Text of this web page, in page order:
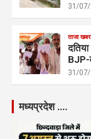
31/
ताजा खबर
BJP-
31/
मध्यप्रदेश ….